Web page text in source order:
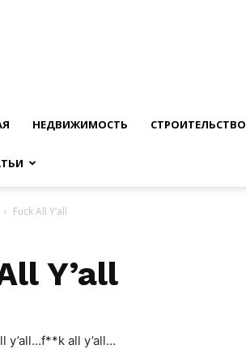
НЕДВИЖИМОСТЬ СТРОИТЕЛЬСТВО
Fuck All Y’all
Y’all
y’all…f**k all y’all…